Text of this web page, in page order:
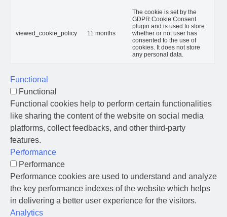
viewed_cookie_policy 11 months
The cookie is set by the
GDPR Cookie Consent
plugin and is used to store
whether or not user has
consented to the use of
cookies. It does not store
any personal data.
Functional
Functional
Functional cookies help to perform certain functionalities
like sharing the content of the website on social media
platforms, collect feedbacks, and other third-party
features.
Performance
Performance
Performance cookies are used to understand and analyze
the key performance indexes of the website which helps
in delivering a better user experience for the visitors.
Analytics